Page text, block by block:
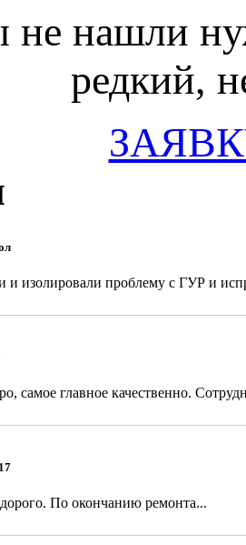
не нашли
редкий,
и изолировали проблему с ГУР и
самое главное качественно.
По окончанию ремонта...